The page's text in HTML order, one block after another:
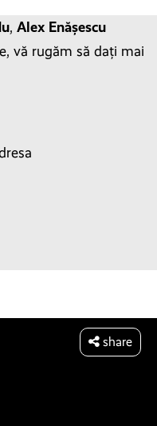
, Alex Enășescu
vă rugăm să dați mai
share